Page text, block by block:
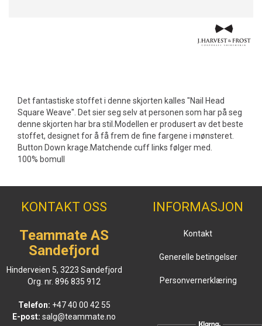
Det fantastiske stoffet i denne skjorten kalles "Nail Head
Square Weave". Det sier seg selv at personen som har på seg
denne skjorten har bra stil.Modellen er produsert av det beste
stoffet, designet for å få frem de fine fargene i mønsteret.
Button Down krage.Matchende cuff links følger med.
100% bomull
KONTAKT OSS
Teammate AS
Sandefjord
Hinderveien 5, 3223 Sandefjord
Org. nr. 896 835 912
Telefon: +47 40 00 42 55
E-post: salg@teammate.no
INFORMASJON
Kontakt
Generelle betingelser
Personvernerklæring